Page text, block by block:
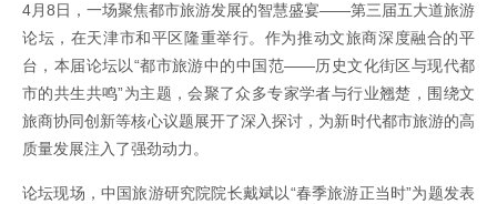
4月8日，一场聚焦都市旅游发展的智慧盛宴——第三届五大道旅游
论坛，在天津市和平区隆重举行。作为推动文旅商深度融合的平
台，本届论坛以“都市旅游中的中国范——历史文化街区与现代都
市的共生共鸣”为主题，会聚了众多专家学者与行业翘楚，围绕文
旅商协同创新等核心议题展开了深入探讨，为新时代都市旅游的高
质量发展注入了强劲动力。
论坛现场，中国旅游研究院院长戴斌以“春季旅游正当时”为题发表